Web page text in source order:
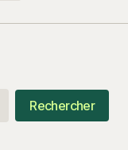
Rechercher